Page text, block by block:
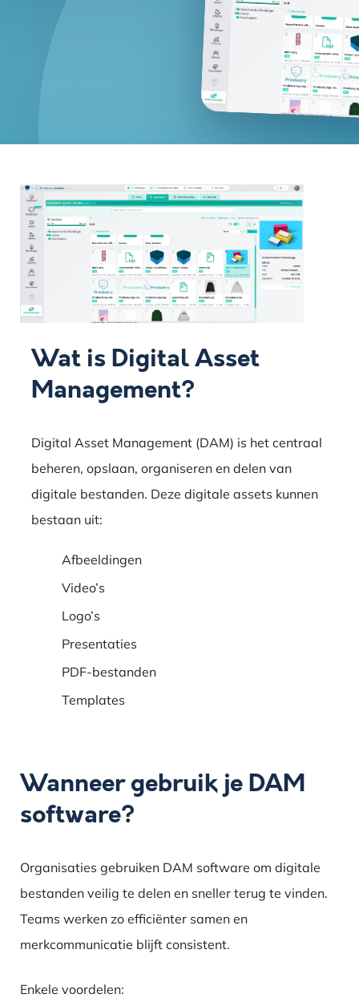
Wat is Digital Asset
Management?
Digital Asset Management (DAM) is het centraal
beheren, opslaan, organiseren en delen van
digitale bestanden. Deze digitale assets kunnen
bestaan uit:
Afbeeldingen
Video’s
Logo’s
Presentaties
PDF-bestanden
Templates
Wanneer gebruik je DAM
software?
Organisaties gebruiken DAM software om digitale
bestanden veilig te delen en sneller terug te vinden.
Teams werken zo efficiënter samen en
merkcommunicatie blijft consistent.
Enkele voordelen: